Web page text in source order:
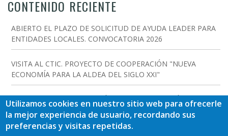
CONTENIDO RECIENTE
ABIERTO EL PLAZO DE SOLICITUD DE AYUDA LEADER PARA
ENTIDADES LOCALES. CONVOCATORIA 2026
VISITA AL CTIC. PROYECTO DE COOPERACIÓN "NUEVA
ECONOMÍA PARA LA ALDEA DEL SIGLO XXI"
PROYECTO DE COOPERACIÓN "NUEVA ECONOMÍA PARA LA
ALDEA DEL SIGLO XXI"
Utilizamos cookies en nuestro sitio web para ofrecerle
la mejor experiencia de usuario, recordando sus
preferencias y visitas repetidas.